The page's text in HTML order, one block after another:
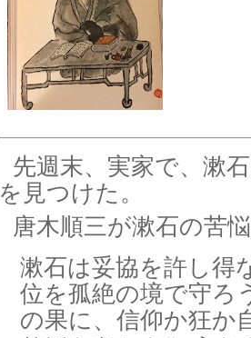
先週末、実家で、漱
を見つけた。
唐木順三が漱石の苦
漱石は妥協を許し得
位を孤絶の境で守ろ
の果に、信仰か狂か